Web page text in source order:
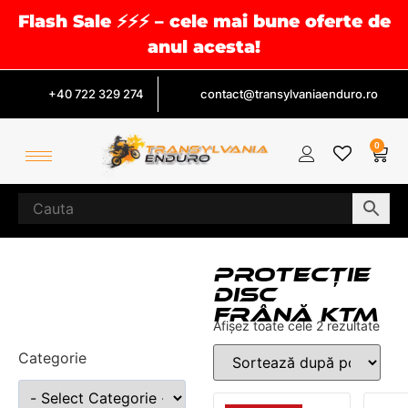
Flash Sale ⚡⚡⚡ – cele mai bune oferte de
anul acesta!
+40 722 329 274 contact@transylvaniaenduro.ro
0
Categorie
PROTECȚIE
DISC
FRÂNĂ KTM
Afișez toate cele 2 rezultate